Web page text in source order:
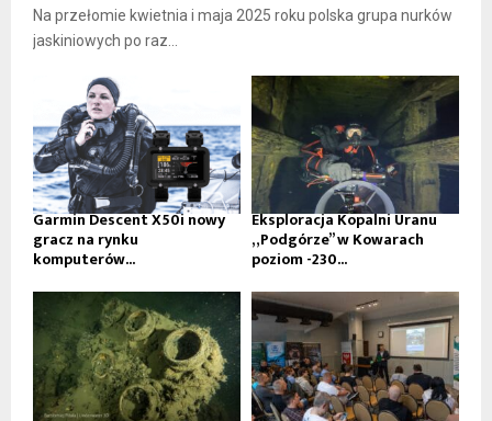
Na przełomie kwietnia i maja 2025 roku polska grupa nurków
jaskiniowych po raz...
Garmin Descent X50i nowy
gracz na rynku
komputerów...
Eksploracja Kopalni Uranu
„Podgórze” w Kowarach
poziom -230...